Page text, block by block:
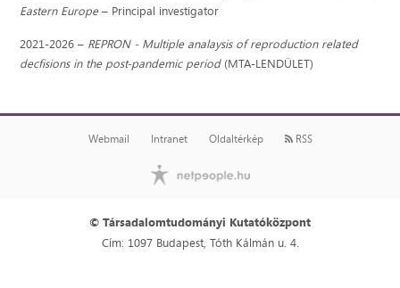
Eastern Europe– Principal investigator
2021-2026 – REPRON - Multiple analaysis of reproduction related
decfisions in the post-pandemic period (MTA-LENDÜLET)
Webmail Intranet Oldaltérkép RSS
© Társadalomtudományi Kutatóközpont
Cím: 1097 Budapest, Tóth Kálmán u. 4.